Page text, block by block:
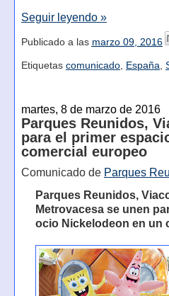
Seguir leyendo »
Publicado a las marzo 09, 2016
Etiquetas comunicado, España
martes, 8 de marzo de 2016
Parques Reunidos,
para el primer
comercial europeo
Comunicado de Parques
Parques Reunidos,
Metrovacesa se unen
ocio Nickelodeon en un